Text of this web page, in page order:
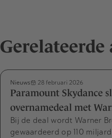
Nieuws 28 februari 2026
Paramount Skydance
overnamedeal met
Bij de deal wordt Warner
gewaardeerd op 110